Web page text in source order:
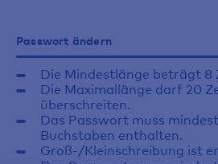
Passwort ändern
Die Mindestlänge beträgt 8
Die Maximallänge darf 20
überschreiten.
Das Passwort muss
Buchstaben enthalten.
Groß-/Kleinschreibung ist